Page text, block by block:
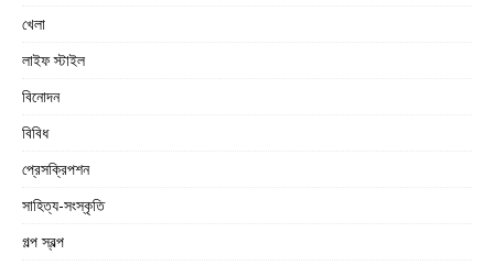
খেলা
লাইফ স্টাইল
বিনোদন
বিবিধ
প্রেসক্রিপশন
সাহিত্য-সংস্কৃতি
গল্প স্বল্প